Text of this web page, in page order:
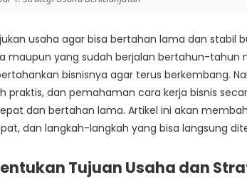
usaha agar bisa bertahan lama dan stabil
maupun yang sudah berjalan bertahun-tahun
bisnisnya agar terus berkembang.
praktis, dan pemahaman cara kerja bisnis
dan bertahan lama. Artikel ini akan
dan langkah-langkah yang bisa langsung
Tujuan Usaha dan